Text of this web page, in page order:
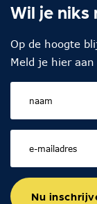
Wil je niks
Op de hoogte
Meld je hier
Nu